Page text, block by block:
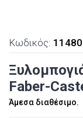
Κωδικός:
Faber-
Άμεσα διαθέσιμο.